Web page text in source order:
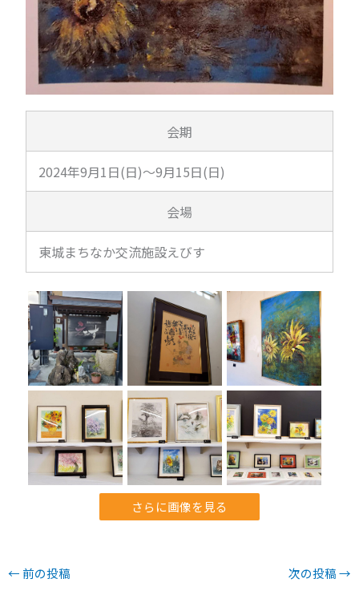
会期
2024年9月1日(日)～9月15日(日)
会場
東城まちなか交流施設えびす
さらに画像を見る
← 前の投稿 次の投稿→